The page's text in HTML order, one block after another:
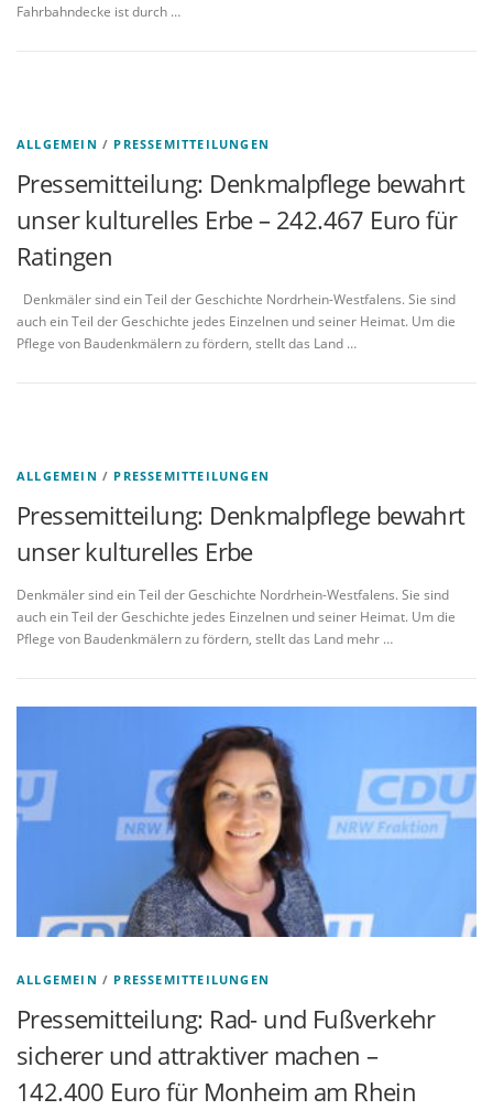
Fahrbahndecke ist durch …
ALLGEMEIN / PRESSEMITTEILUNGEN
Pressemitteilung: Denkmalpflege bewahrt
unser kulturelles Erbe – 242.467 Euro für
Ratingen
Denkmäler sind ein Teil der Geschichte Nordrhein-Westfalens. Sie sind
auch ein Teil der Geschichte jedes Einzelnen und seiner Heimat. Um die
Pflege von Baudenkmälern zu fördern, stellt das Land …
ALLGEMEIN / PRESSEMITTEILUNGEN
Pressemitteilung: Denkmalpflege bewahrt
unser kulturelles Erbe
Denkmäler sind ein Teil der Geschichte Nordrhein-Westfalens. Sie sind
auch ein Teil der Geschichte jedes Einzelnen und seiner Heimat. Um die
Pflege von Baudenkmälern zu fördern, stellt das Land mehr …
ALLGEMEIN / PRESSEMITTEILUNGEN
Pressemitteilung: Rad- und Fußverkehr
sicherer und attraktiver machen –
142.400 Euro für Monheim am Rhein